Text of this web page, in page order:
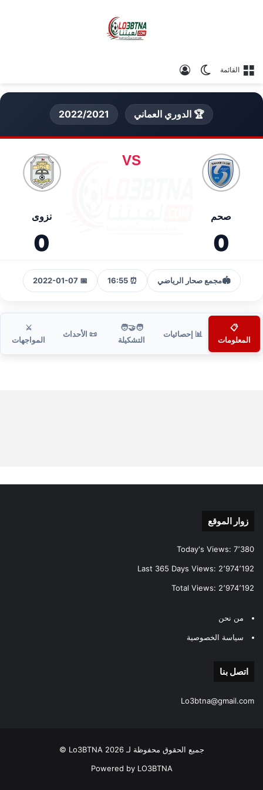
القائمة الوضع المظلم
🏆 الدوري العماني 2022/2021
صحم
0
VS
نزوى
0
🏟️مجمع صحار الرياضي ⏰ 16:55
📅 2022-01-07
📋
المعلومات
📊 إحصائيات
🧑‍🤝‍🧑
التشكيلة
📜 الأحداث
⚔️
المواجهات
زوار الموقع
Today's Views: 7٬380
Last 365 Days Views: 2٬974٬192
Total Views: 2٬974٬192
من نحن
سياسة الخصوصية
اتصل بنا
Lo3btna@gmail.com
جميع الحقوق محفوظة لـ Lo3BTNA 2026 ©
Powered by LO3BTNA